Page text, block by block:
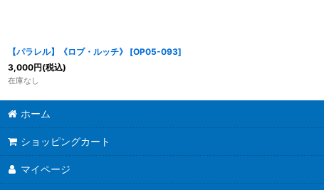
【パラレル】《ロブ・ルッチ》 [OP05-093]
3,000円(税込)
在庫なし
ホーム
ショッピングカート
マイページ